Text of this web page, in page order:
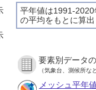
平年値は1991-
の平均をもとに算出
要素別データ
（気象台、測候所な
メッシュ平年